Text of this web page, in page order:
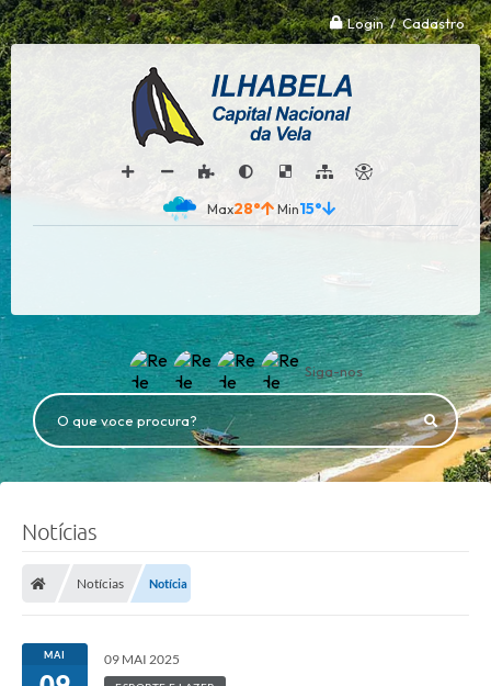
Login / Cadastro
28° 15°
Siga-nos
O que voce procura?
Notícias
Notícias Notícia
MAI 09 MAI 2025